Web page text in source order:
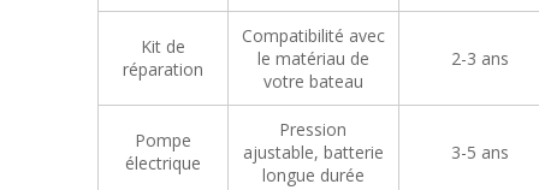
Kit de
réparation
Compatibilité avec
le matériau de
votre bateau
2-3 ans
Pompe
électrique
Pression
ajustable, batterie
longue durée
3-5 ans